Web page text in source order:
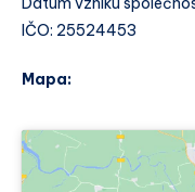
IČO: 25524453
Mapa: